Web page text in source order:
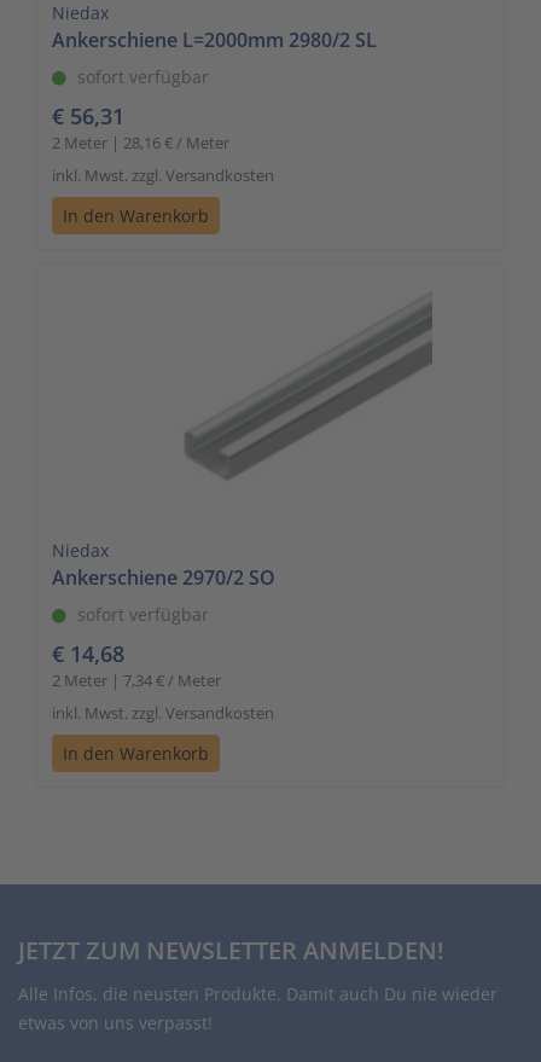
Niedax
Ankerschiene L=2000mm 2980/2 SL
sofort verfügbar
€ 56,31
2 Meter | 28,16 € / Meter
inkl. Mwst. zzgl. Versandkosten
In den Warenkorb
Niedax
Ankerschiene 2970/2 SO
sofort verfügbar
€ 14,68
2 Meter | 7,34 € / Meter
inkl. Mwst. zzgl. Versandkosten
In den Warenkorb
JETZT ZUM NEWSLETTER ANMELDEN!
Alle Infos, die neusten Produkte. Damit auch Du nie wieder
etwas von uns verpasst!